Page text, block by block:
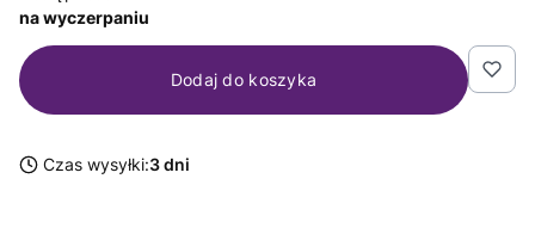
na wyczerpaniu
Dodaj do koszyka
Czas wysyłki:3 dni